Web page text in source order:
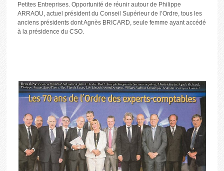
Petites Entreprises. Opportunité de réunir autour de Philippe
ARRAOU, actuel président du Conseil Supérieur de l’Ordre, tous les
anciens présidents dont Agnès BRICARD, seule femme ayant accédé
à la présidence du CSO.